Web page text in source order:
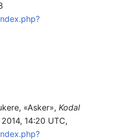
«Asker», Kodal
14:20 UTC,